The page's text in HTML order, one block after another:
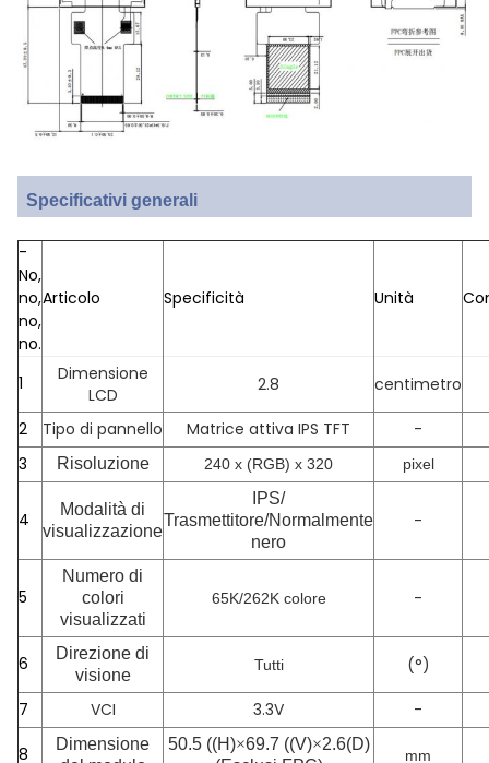
Specificativi generali
-
No,
no,
no,
no.
Articolo Specificità Unità
1
Dimensione
LCD
2.8 centimetro
2 Tipo di pannello Matrice attiva IPS TFT
-
3
Risoluzione 240 x (RGB) x 320 pixel
4
Modalità di
visualizzazione
IPS/
Trasmettitore/Normalmente
nero
-
5
Numero di
colori
visualizzati
65K/262K colore -
6
Direzione di
visione
Tutti (°)
7 VCI 3.3V -
8
Dimensione
50.5 ((H)×69.7 ((V)×2.6(D)
mm